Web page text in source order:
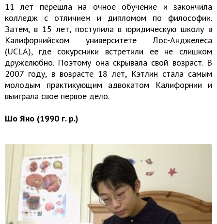
11 лет перешла на очное обучение и закончила
колледж с отличием и дипломом по философии.
Затем, в 15 лет, поступила в юридическую школу в
Калифорнийском университете Лос-Анджелеса
(UCLA), где сокурсники встретили ее не слишком
дружелюбно. Поэтому она скрывала свой возраст. В
2007 году, в возрасте 18 лет, Кэтлин стала самым
молодым практикующим адвокатом Калифорнии и
выиграла свое первое дело.
Шо Яно (1990 г. р.)